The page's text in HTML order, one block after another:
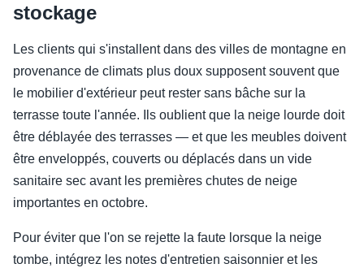
stockage
Les clients qui s'installent dans des villes de montagne en
provenance de climats plus doux supposent souvent que
le mobilier d'extérieur peut rester sans bâche sur la
terrasse toute l'année. Ils oublient que la neige lourde doit
être déblayée des terrasses — et que les meubles doivent
être enveloppés, couverts ou déplacés dans un vide
sanitaire sec avant les premières chutes de neige
importantes en octobre.
Pour éviter que l'on se rejette la faute lorsque la neige
tombe, intégrez les notes d'entretien saisonnier et les